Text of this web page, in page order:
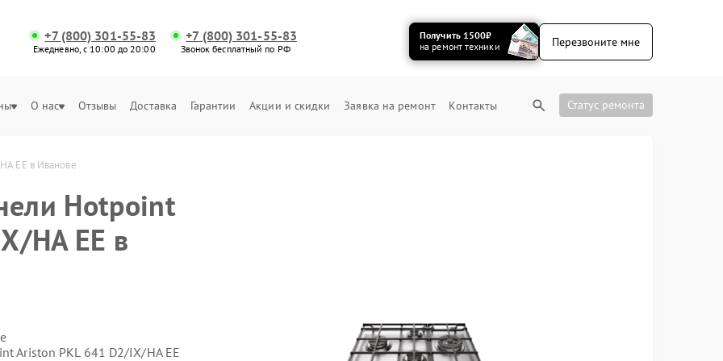
+7 (800) 301-55-83
Ежедневно, с 10:00 до 20:00
+7 (800) 301-55-83
Звонок бесплатный по РФ
Получить 1500₽
на ремонт техники
Перезвоните мне
О нас Отзывы Доставка Гарантии Акции и скидки Заявка на ремонт Контакты Статус ремонта
EE в Иванове
Hotpoint
HA EE в
Ariston PKL 641 D2/IX/HA EE